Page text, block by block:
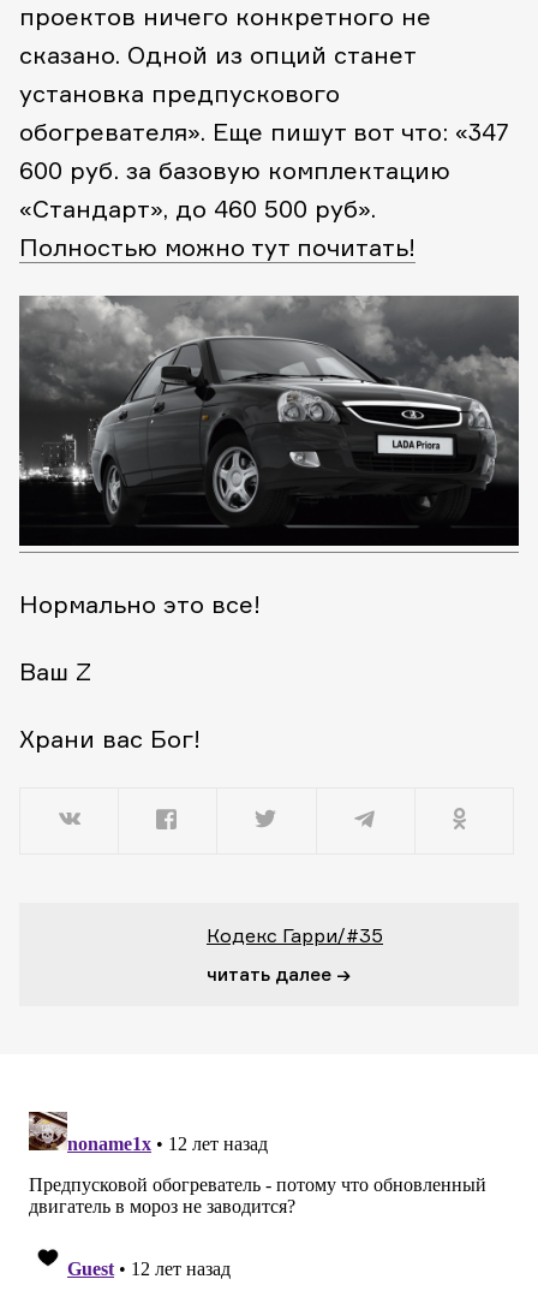
проектов ничего конкретного не
сказано. Одной из опций станет
установка предпускового
обогревателя». Еще пишут вот что: «347
600 руб. за базовую комплектацию
«Стандарт», до 460 500 руб».
Полностью можно тут почитать!
Нормально это все!
Ваш Z
Храни вас Бог!
Кодекс Гарри/#35
читать далее →